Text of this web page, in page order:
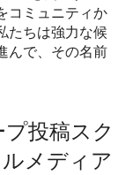
コミュニティか
たちは強力な候
んで、その名前
投稿スク
メディア